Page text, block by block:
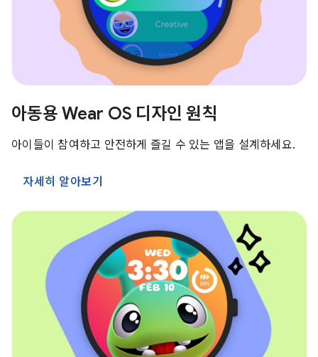
아동용 Wear OS 디자인 원칙
아이들이 참여하고 안전하게 즐길 수 있는 앱을 설계하세요.
자세히 알아보기